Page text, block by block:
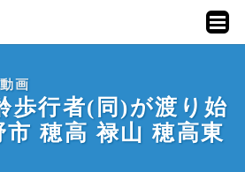
画
歩行者(同)が渡り始
穂高 禄山 穂高東